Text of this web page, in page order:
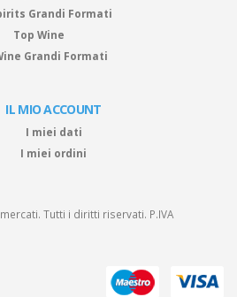
Grandi Formati
Top Wine
Grandi Formati
IL MIO ACCOUNT
I miei dati
I miei ordini
Tutti i diritti riservati. P.IVA